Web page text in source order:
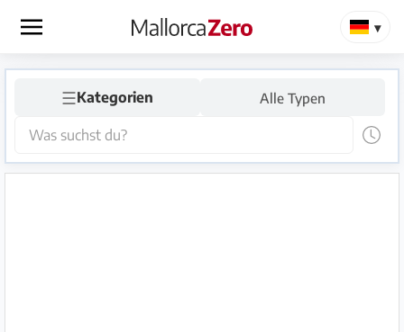
×
Startseite
Anzeige
aufgeben
☰Kategorien Alle Typen